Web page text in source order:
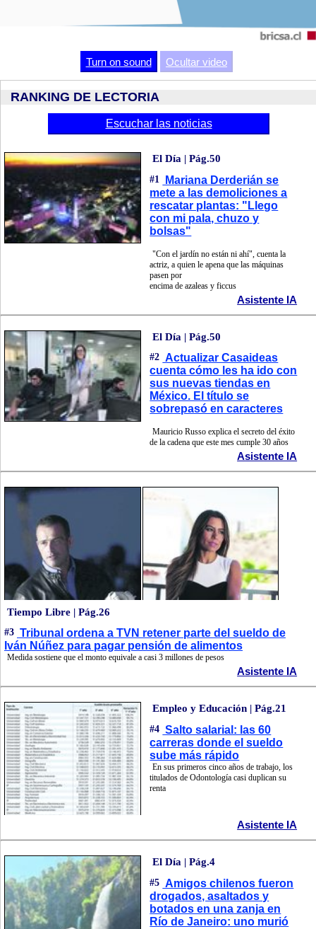
Turn on sound Ocultar video
RANKING DE LECTORIA
Escuchar las noticias
El Día | Pág.50
#1
Mariana Derderián se
mete a las demoliciones a
rescatar plantas: "Llego
con mi pala, chuzo y
bolsas"
"Con el jardín no están ni ahí", cuenta la
actriz, a quien le apena que las máquinas
pasen por
encima de azaleas y ficcus
Asistente IA
El Día | Pág.50
#2 Actualizar Casaideas
cuenta cómo les ha ido con
sus nuevas tiendas en
México. El título se
sobrepasó en caracteres
Mauricio Russo explica el secreto del éxito
de la cadena que este mes cumple 30 años
Asistente IA
Tiempo Libre | Pág.26
#3 Tribunal ordena a TVN retener parte del sueldo de
Iván Núñez para pagar pensión de alimentos
Medida sostiene que el monto equivale a casi 3 millones de pesos
Asistente IA
Empleo y Educación | Pág.21
#4 Salto salarial: las 60
carreras donde el sueldo
sube más rápido
En sus primeros cinco años de trabajo, los
titulados de Odontología casi duplican su
renta
Asistente IA
El Día | Pág.4
#5 Amigos chilenos fueron
drogados, asaltados y
botados en una zanja en
Río de Janeiro: uno murió